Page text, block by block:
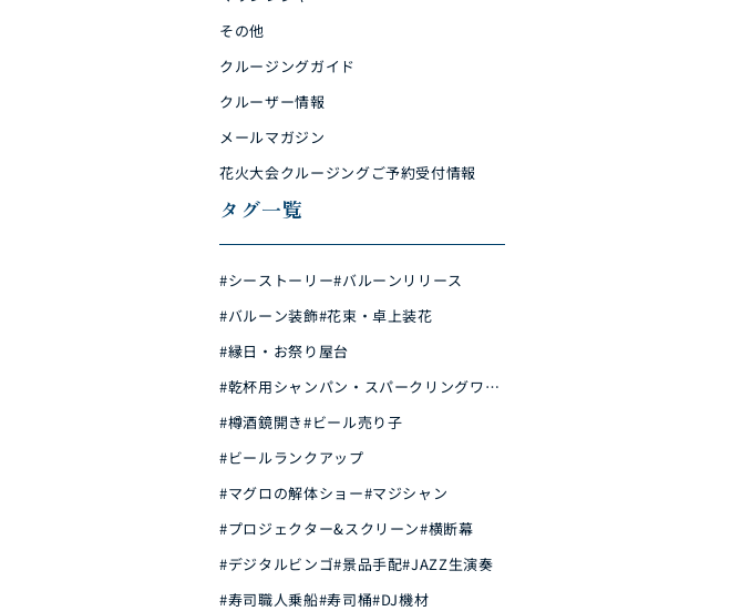
その他
クルージングガイド
クルーザー情報
メールマガジン
花火大会クルージングご予約受付情報
タグ一覧
#シーストーリー#バルーンリリース
#バルーン装飾#花束・卓上装花
#縁日・お祭り屋台
#乾杯用シャンパン・スパークリングワイ
ン
#樽酒鏡開き#ビール売り子
#ビールランクアップ
#マグロの解体ショー#マジシャン
#プロジェクター&スクリーン#横断幕
#デジタルビンゴ#景品手配#JAZZ生演奏
#寿司職人乗船#寿司桶#DJ機材